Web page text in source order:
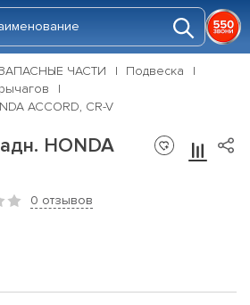
ЧАСТИ
Подвеска
ACCORD, CR-V
HONDA
0 отзывов